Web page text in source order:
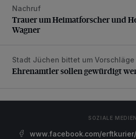
Trauer um Heimatforscher und
Nachruf
Trauer um Heimatforscher und
Wagner
Ehrenamtler sollen gewürdigt
Stadt Jüchen bittet um Vorschläge
Ehrenamtler sollen gewürdigt
SOZIALE MEDIEN
www.facebook.com/erftkurier/